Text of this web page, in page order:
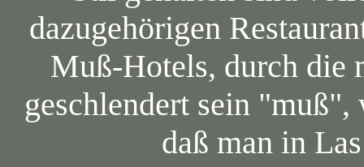
dazugehörigen
Muß-Hotels, durch die
geschlendert sein
daß man in